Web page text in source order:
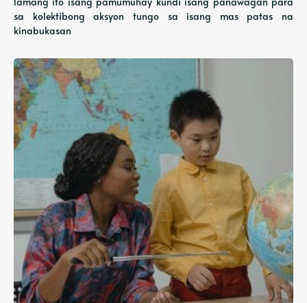
sa kolektibong aksyon tungo sa isang mas patas na
kinabukasan